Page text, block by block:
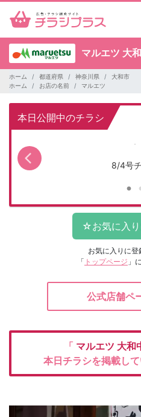
マルエツ 大
ホーム 都道府県 神奈川県
大和市
ホーム
お店の名前 マルエツ
本日公開中のチラシ
8/4号
お気に入りに登
「 トップページ 」
公式店舗ペ
「 マルエツ 大和
本日チラシを掲載し